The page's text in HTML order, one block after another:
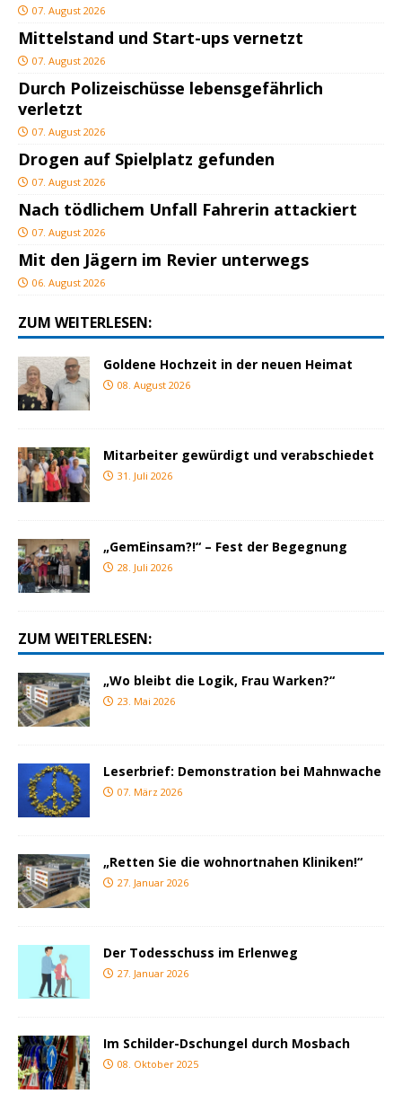
07. August 2026
Mittelstand und Start-ups vernetzt
07. August 2026
Durch Polizeischüsse lebensgefährlich
verletzt
07. August 2026
Drogen auf Spielplatz gefunden
07. August 2026
Nach tödlichem Unfall Fahrerin attackiert
07. August 2026
Mit den Jägern im Revier unterwegs
06. August 2026
ZUM WEITERLESEN:
Goldene Hochzeit in der neuen Heimat
08. August 2026
Mitarbeiter gewürdigt und verabschiedet
31. Juli 2026
„GemEinsam?!“ – Fest der Begegnung
28. Juli 2026
ZUM WEITERLESEN:
„Wo bleibt die Logik, Frau Warken?“
23. Mai 2026
Leserbrief: Demonstration bei Mahnwache
07. März 2026
„Retten Sie die wohnortnahen Kliniken!“
27. Januar 2026
Der Todesschuss im Erlenweg
27. Januar 2026
Im Schilder-Dschungel durch Mosbach
08. Oktober 2025